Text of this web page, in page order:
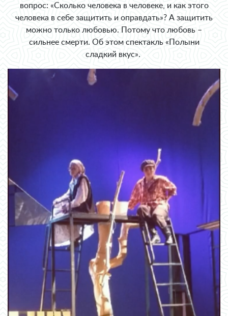
вопрос: «Сколько человека в человеке, и как этого
человека в себе защитить и оправдать»? А защитить
можно только любовью. Потому что любовь –
сильнее смерти. Об этом спектакль «Полыни
сладкий вкус».